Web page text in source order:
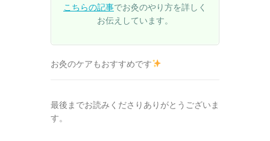
こちらの記事でお灸のやり方を詳しく
お伝えしています。
お灸のケアもおすすめです
最後までお読みくださりありがとうございま
す。